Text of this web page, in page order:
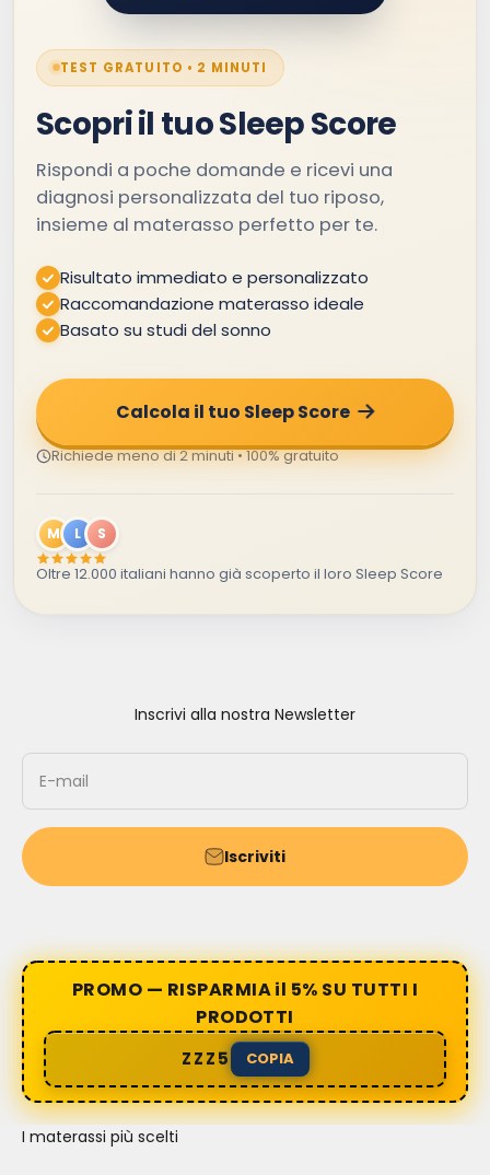
TEST GRATUITO • 2 MINUTI
Scopri il tuo Sleep Score
Rispondi a poche domande e ricevi una
diagnosi personalizzata del tuo riposo,
insieme al materasso perfetto per te.
Risultato immediato e personalizzato
Raccomandazione materasso ideale
Basato su studi del sonno
Calcola il tuo Sleep Score
Richiede meno di 2 minuti • 100% gratuito
M L S
Oltre 12.000 italiani hanno già scoperto il loro Sleep Score
Inscrivi alla nostra Newsletter
E-mail
Iscriviti
PROMO — RISPARMIA il 5% SU TUTTI I
PRODOTTI
ZZZ5 COPIA
I materassi più scelti